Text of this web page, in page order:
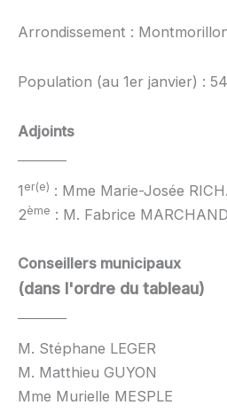
Arrondissement :
Population (au 1er janvier) :
Adjoints
1 er(e) : Mme Marie-Josée
2ème : M. Fabrice MARCHAND
Conseillers municipaux
(dans l'ordre du tableau)
M. Stéphane LEGER
M. Matthieu GUYON
Mme Murielle MESPLE